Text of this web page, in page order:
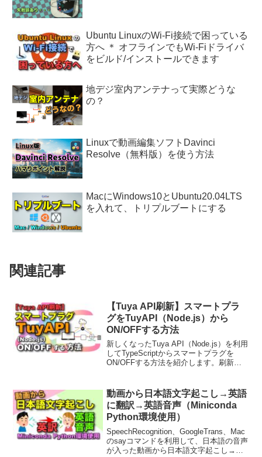
Ubuntu LinuxのWi-Fi接続で困っている
方へ ＊ オフラインでもWi-Fiドライバ
をビルド/インストールできます
地デジ室内アンテナって実際どうな
の？
Linuxで動画編集ソフトDavinci
Resolve（無料版）を使う方法
MacにWindows10とUbuntu20.04LTS
を入れて、トリプルブートにする
関連記事
【Tuya API刷新】スマートプラ
グをTuyAPI（Node.js）から
ON/OFFする方法
新しくなったTuya API（Node.js）を利用
してTypeScriptからスマートプラグを
ON/OFFする方法を紹介します。刷新さ
と同様にSmart Life対応のデバイスを
TuyAPI経由で遠隔操作できるようになり
ます。また、Apple Scriptを利用して指定
した範囲の充電度合いを保つ仕掛けを実
現することができます。
動画から日本語文字起こし→英語
に翻訳→英語音声（Miniconda
Python環境使用）
SpeechRecognition、GoogleTrans、Mac
のsayコマンドを利用して、日本語の音声
が入った動画から日本語文字起こし→英